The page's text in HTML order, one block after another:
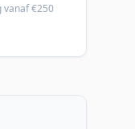
vanaf €250